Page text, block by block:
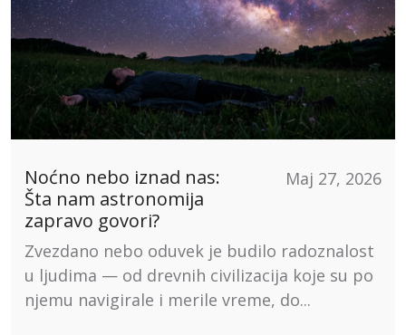
Noćno nebo iznad nas:
Šta nam astronomija
zapravo govori?
Maj 27, 2026
Zvezdano nebo oduvek je budilo radoznalost
u ljudima — od drevnih civilizacija koje su po
njemu navigirale i merile vreme, do...